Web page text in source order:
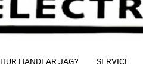
HUR HANDLAR JAG? SERVICE